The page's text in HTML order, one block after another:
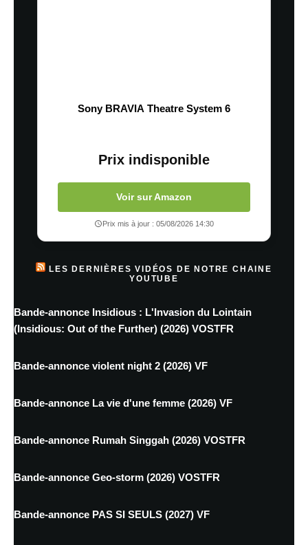
Sony BRAVIA Theatre System 6
Prix indisponible
Voir sur Amazon
Prix mis à jour : 05/08/2026 14:30
LES DERNIÈRES VIDÉOS DE NOTRE CHAINE
YOUTUBE
Bande-annonce Insidious : L'Invasion du Lointain
(Insidious: Out of the Further) (2026) VOSTFR
Bande-annonce violent night 2 (2026) VF
Bande-annonce La vie d'une femme (2026) VF
Bande-annonce Rumah Singgah (2026) VOSTFR
Bande-annonce Geo-storm (2026) VOSTFR
Bande-annonce PAS SI SEULS (2027) VF